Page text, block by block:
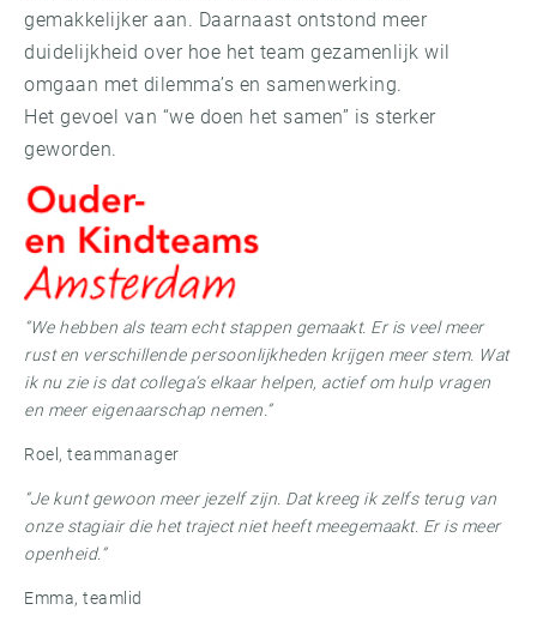
“We hebben als team echt stappen gemaakt. Er is veel meer
rust en verschillende persoonlijkheden krijgen meer stem. Wat
ik nu zie is dat collega’s elkaar helpen, actief om hulp vragen
en meer eigenaarschap nemen.”
Roel, teammanager
“Je kunt gewoon meer jezelf zijn. Dat kreeg ik zelfs terug van
onze stagiair die het traject niet heeft meegemaakt. Er is meer
openheid.”
Emma, teamlid
gemakkelijker aan. Daarnaast ontstond meer
duidelijkheid over hoe het team gezamenlijk wil
omgaan met dilemma’s en samenwerking.
Het gevoel van “we doen het samen” is sterker
geworden.